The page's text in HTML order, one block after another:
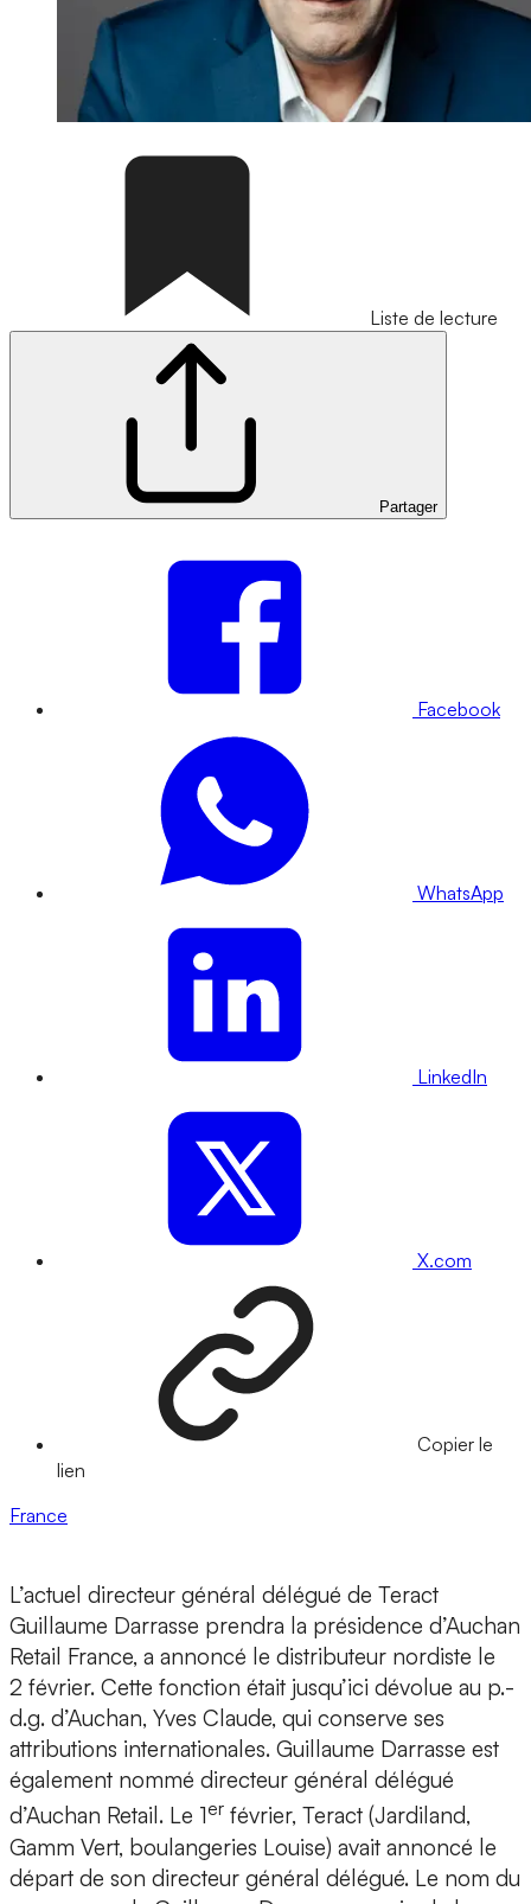
Liste de lecture
Partager
Facebook
WhatsApp
LinkedIn
X.com
Copier le
lien
France
L’actuel directeur général délégué de Teract
Guillaume Darrasse prendra la présidence d’Auchan
Retail France, a annoncé le distributeur nordiste le
2 février. Cette fonction était jusqu’ici dévolue au p.-
d.g. d’Auchan, Yves Claude, qui conserve ses
attributions internationales. Guillaume Darrasse est
également nommé directeur général délégué
d’Auchan Retail. Le 1er février, Teract (Jardiland,
Gamm Vert, boulangeries Louise) avait annoncé le
départ de son directeur général délégué. Le nom du